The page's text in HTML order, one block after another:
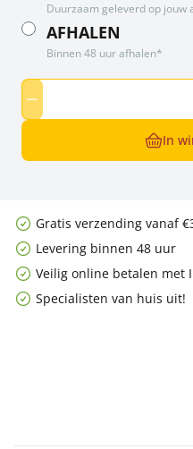
Duurzaam geleverd op jouw
AFHALEN
Binnen 48 uur afhalen*
In
Gratis verzending vanaf
Levering binnen 48 uur
Veilig online betalen met
Specialisten van huis uit!